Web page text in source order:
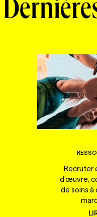
Recruter
d’œuvre,
de soins à